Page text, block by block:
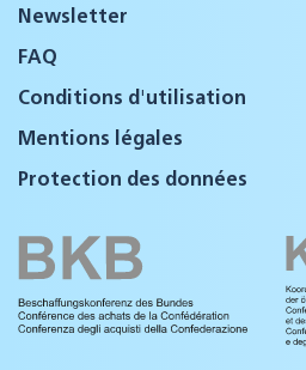
Newsletter
FAQ
Conditions d'utilisation
Mentions légales
Protection des données